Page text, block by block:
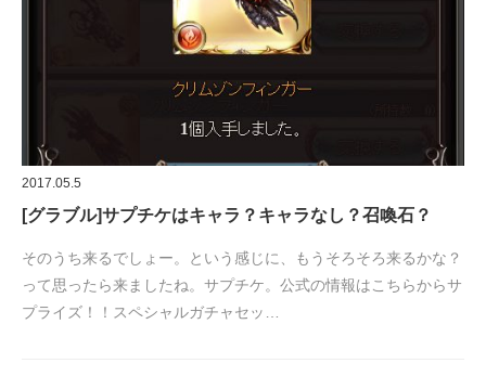
2017.05.5
[グラブル]サプチケはキャラ？キャラなし？召喚石？
そのうち来るでしょー。という感じに、もうそろそろ来るかな？
って思ったら来ましたね。サプチケ。公式の情報はこちらからサ
プライズ！！スペシャルガチャセッ…